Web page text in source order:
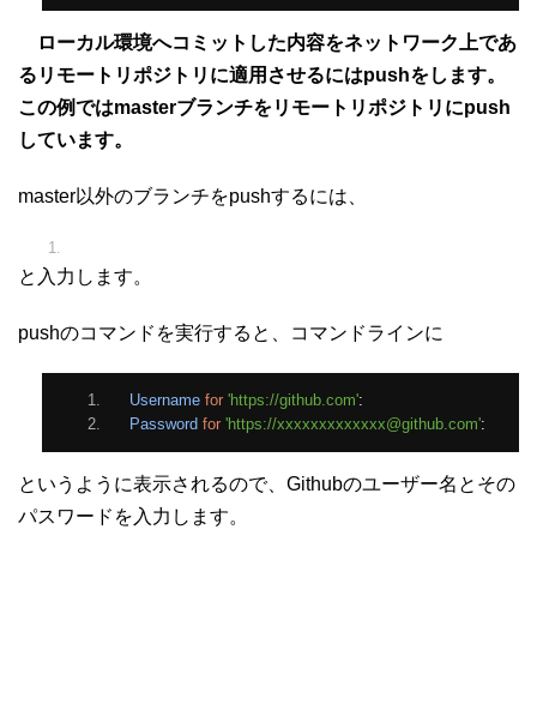
ローカル環境へコミットした内容をネットワーク上であ
るリモートリポジトリに適用させるにはpushをします。
この例ではmasterブランチをリモートリポジトリにpush
しています。
master以外のブランチをpushするには、
と入力します。
pushのコマンドを実行すると、コマンドラインに
Username for 'https://github.com':
Password for 'https://xxxxxxxxxxxxx@github.com':﻿
というように表示されるので、Githubのユーザー名とその
パスワードを入力します。